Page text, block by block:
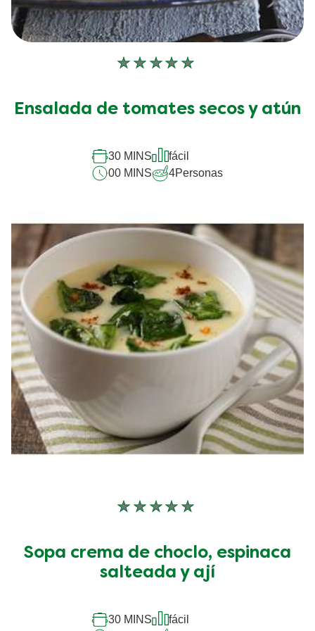
No
han
para
este
Ensalada de tomates secos y atún
30 MINS
fácil
00 MINS
4Personas
No
han
enviado
este
Sopa crema de choclo, espinaca
salteada y ají
30 MINS
fácil